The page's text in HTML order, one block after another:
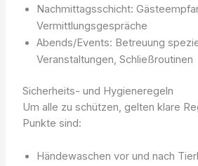
Nachmittagsschicht:
Vermittlungsgespräche
Abends/Events: Betreuung
Veranstaltungen, Schließroutinen
Sicherheits- und Hygieneregeln
Um alle zu schützen, gelten klare
Punkte sind:
Händewaschen vor und nach